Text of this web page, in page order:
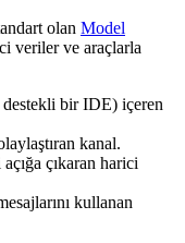
olan Model
veriler ve araçlarla
bir IDE) içeren
kanal.
çıkaran harici
kullanan